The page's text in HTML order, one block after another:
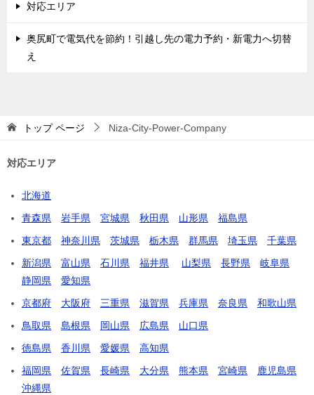
対応エリア
奥尻町で電気代を節約！引越し先の電力予約・新電力へ切替
え
トップページ Niza-City-Power-Company
対応エリア
北海道
青森県
岩手県 宮城県 秋田県 山形県
福島県
東京都
神奈川県 茨城県 栃木県 群馬県 埼玉県
千葉県
新潟県
富山県 石川県 福井県 山梨県 長野県
岐阜県
静岡県
愛知県
京都府
大阪府 三重県 滋賀県 兵庫県 奈良県
和歌山県
鳥取県
島根県 岡山県 広島県
山口県
徳島県
香川県 愛媛県
高知県
福岡県
佐賀県 長崎県 大分県 熊本県 宮崎県
鹿児島県
沖縄県